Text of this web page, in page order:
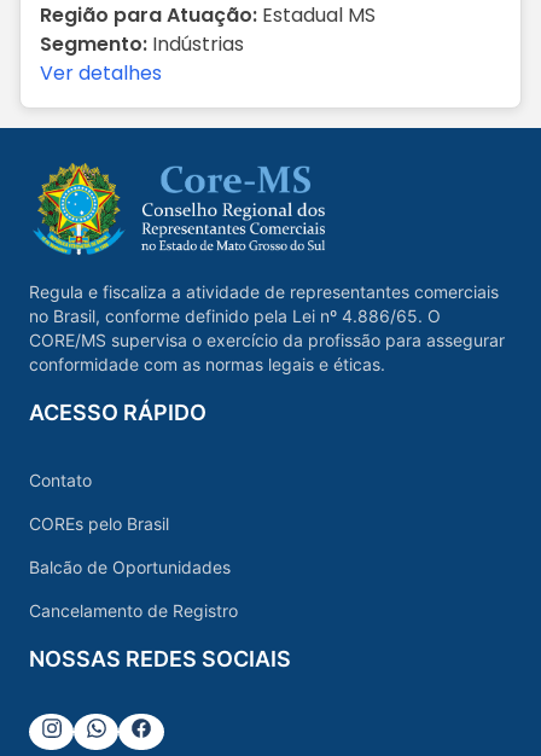
Região para Atuação: Estadual MS
Segmento: Indústrias
Ver detalhes
Regula e fiscaliza a atividade de representantes comerciais
no Brasil, conforme definido pela Lei nº 4.886/65. O
CORE/MS supervisa o exercício da profissão para assegurar
conformidade com as normas legais e éticas.
ACESSO RÁPIDO
Contato
COREs pelo Brasil
Balcão de Oportunidades
Cancelamento de Registro
NOSSAS REDES SOCIAIS
Instagram
WhatsappFacebook